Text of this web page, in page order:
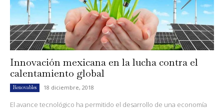
Innovación mexicana en la lucha contra el
calentamiento global
Renovables 18 diciembre, 2018
El avance tecnológico ha permitido el desarrollo de una economía